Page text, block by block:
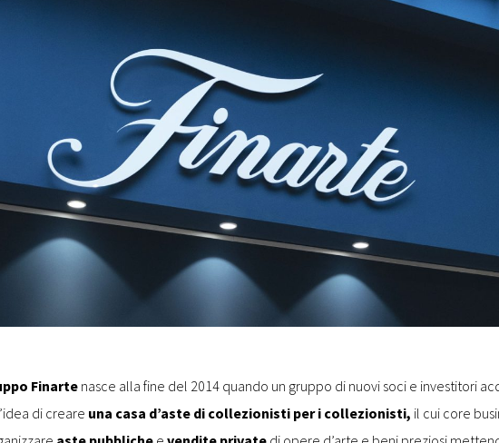
Finarte nasce alla fine del 2014 quando un gruppo di nuovi soci e investitori
di creare una casa d’aste di collezionisti per i collezionisti, il cui core